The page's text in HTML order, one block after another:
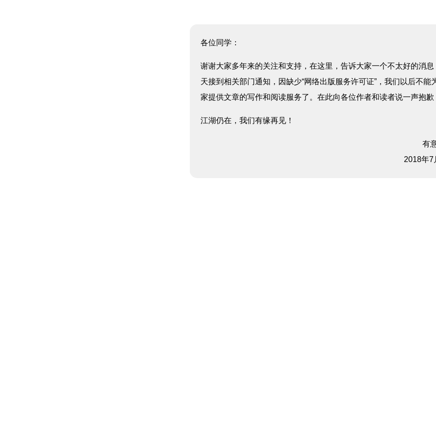
各位同学：
谢谢大家多年来的关注和支持，在这里，告诉大家一个不太好的消息
天接到相关部门通知，因缺少“网络出版服务许可证”，我们以后不能
家提供文章的写作和阅读服务了。在此向各位作者和读者说一声抱歉
江湖仍在，我们有缘再见！
有
2018年7